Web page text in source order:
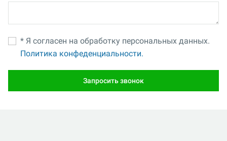
* Я согласен на обработку персональных данных.
Политика конфеденциальности.
Запросить звонок